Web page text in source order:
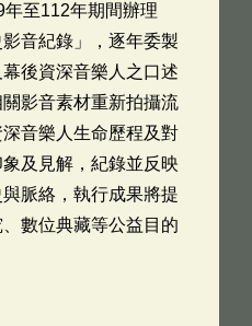
至112年期間辦理
影音紀錄」，逐年委製
後資深音樂人之口述
影音素材重新拍攝流
音樂人生命歷程及對
及見解，紀錄並反映
脈絡，執行成果將提
數位典藏等公益目的